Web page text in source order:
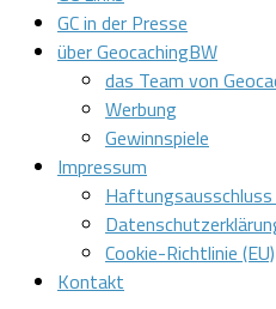
GC in der Presse
über GeocachingBW
das Team von
Werbung
Gewinnspiele
Impressum
Haftungsausschluss
Cookie-Richtlinie (EU)
Kontakt